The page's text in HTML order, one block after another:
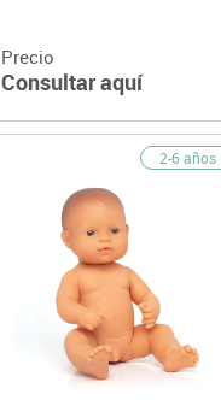
Precio
Consultar aquí
2-6 años